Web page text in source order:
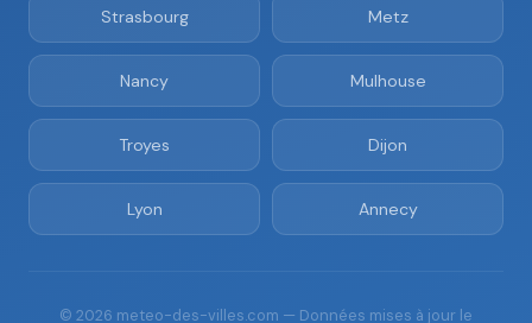
Strasbourg Metz
Nancy Mulhouse
Troyes Dijon
Lyon Annecy
© 2026 meteo-des-villes.com — Données mises à jour le